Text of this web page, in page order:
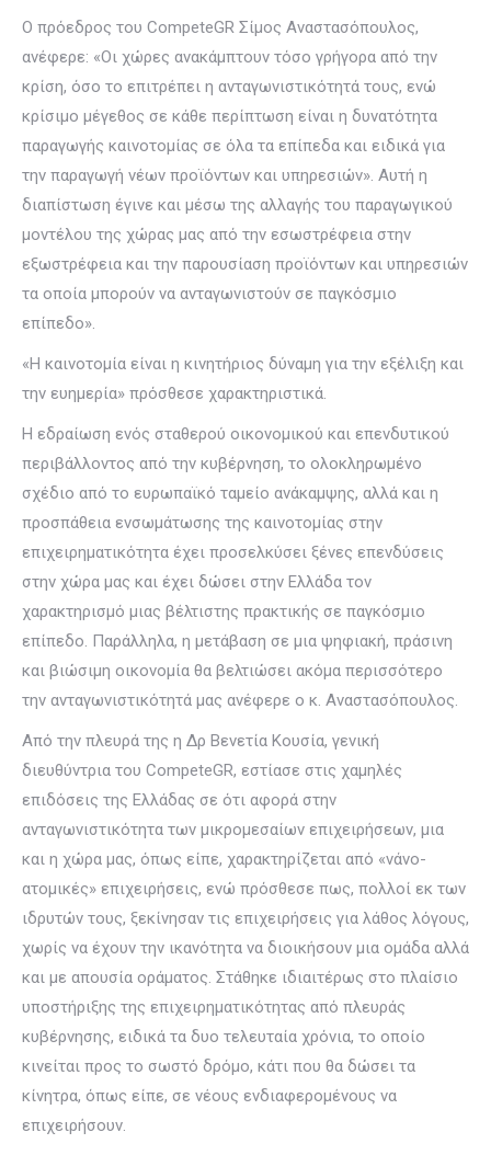
Ο πρόεδρος του CompeteGR Σίμος Αναστασόπουλος,
ανέφερε: «Οι χώρες ανακάμπτουν τόσο γρήγορα από την
κρίση, όσο το επιτρέπει η ανταγωνιστικότητά τους, ενώ
κρίσιμο μέγεθος σε κάθε περίπτωση είναι η δυνατότητα
παραγωγής καινοτομίας σε όλα τα επίπεδα και ειδικά για
την παραγωγή νέων προϊόντων και υπηρεσιών». Αυτή η
διαπίστωση έγινε και μέσω της αλλαγής του παραγωγικού
μοντέλου της χώρας μας από την εσωστρέφεια στην
εξωστρέφεια και την παρουσίαση προϊόντων και υπηρεσιών
τα οποία μπορούν να ανταγωνιστούν σε παγκόσμιο
επίπεδο».
«Η καινοτομία είναι η κινητήριος δύναμη για την εξέλιξη και
την ευημερία» πρόσθεσε χαρακτηριστικά.
Η εδραίωση ενός σταθερού οικονομικού και επενδυτικού
περιβάλλοντος από την κυβέρνηση, το ολοκληρωμένο
σχέδιο από το ευρωπαϊκό ταμείο ανάκαμψης, αλλά και η
προσπάθεια ενσωμάτωσης της καινοτομίας στην
επιχειρηματικότητα έχει προσελκύσει ξένες επενδύσεις
στην χώρα μας και έχει δώσει στην Ελλάδα τον
χαρακτηρισμό μιας βέλτιστης πρακτικής σε παγκόσμιο
επίπεδο. Παράλληλα, η μετάβαση σε μια ψηφιακή, πράσινη
και βιώσιμη οικονομία θα βελτιώσει ακόμα περισσότερο
την ανταγωνιστικότητά μας ανέφερε ο κ. Αναστασόπουλος.
Από την πλευρά της η Δρ Βενετία Κουσία, γενική
διευθύντρια του CompeteGR, εστίασε στις χαμηλές
επιδόσεις της Ελλάδας σε ότι αφορά στην
ανταγωνιστικότητα των μικρομεσαίων επιχειρήσεων, μια
και η χώρα μας, όπως είπε, χαρακτηρίζεται από «νάνο-
ατομικές» επιχειρήσεις, ενώ πρόσθεσε πως, πολλοί εκ των
ιδρυτών τους, ξεκίνησαν τις επιχειρήσεις για λάθος λόγους,
χωρίς να έχουν την ικανότητα να διοικήσουν μια ομάδα αλλά
και με απουσία οράματος. Στάθηκε ιδιαιτέρως στο πλαίσιο
υποστήριξης της επιχειρηματικότητας από πλευράς
κυβέρνησης, ειδικά τα δυο τελευταία χρόνια, το οποίο
κινείται προς το σωστό δρόμο, κάτι που θα δώσει τα
κίνητρα, όπως είπε, σε νέους ενδιαφερομένους να
επιχειρήσουν.